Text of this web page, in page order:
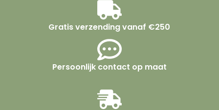
Gratis verzending vanaf €250
Persoonlijk contact op maat